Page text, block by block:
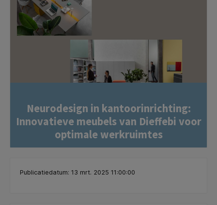
Neurodesign in kantoorinrichting:
Innovatieve meubels van Dieffebi voor
optimale werkruimtes
Publicatiedatum: 13 mrt. 2025 11:00:00